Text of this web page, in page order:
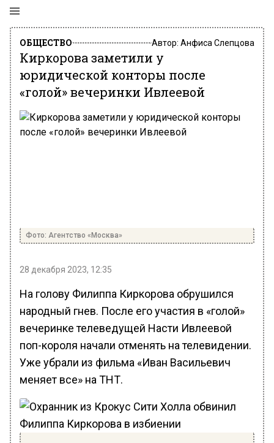
ОБЩЕСТВО Автор: Анфиса Слепцова
Киркорова заметили у
юридической конторы после
«голой» вечеринки Ивлеевой
Фото: Агентство «Москва»
28 декабря 2023, 12:35
На голову Филиппа Киркорова обрушился
народный гнев. После его участия в «голой»
вечеринке телеведущей Насти Ивлеевой
поп-короля начали отменять на телевидении.
Уже убрали из фильма «Иван Васильевич
меняет все» на ТНТ.